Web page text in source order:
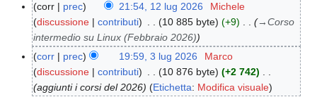
1
u
corr prec 21:54, 12 lug 2026
Michele
discussione
contributi 10 885 byte +9 →Corso
intermedio su Linux (Febbraio 2026)
3
corr prec 19:59, 3 lug 2026
Marco
discussione
contributi 10 876 byte
+2 742
aggiunti i corsi del 2026
Etichetta: Modifica visuale